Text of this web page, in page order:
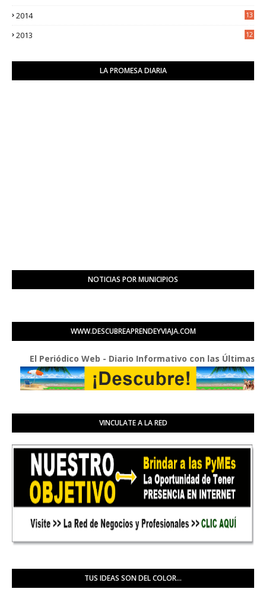
2014
13
2013
12
LA PROMESA DIARIA
NOTICIAS POR MUNICIPIOS
WWW.DESCUBREAPRENDEYVIAJA.COM
Periódico Web - Diario Informativo con las Últimas Buenas
VINCULATE A LA RED
TUS IDEAS SON DEL COLOR...